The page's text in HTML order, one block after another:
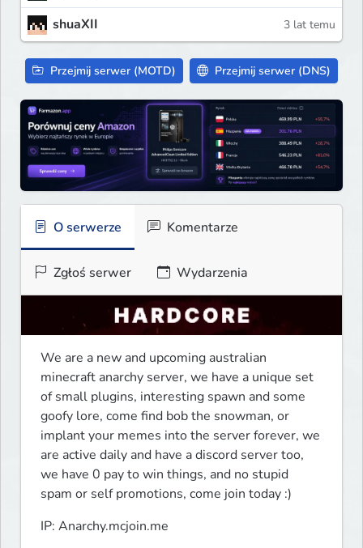
shuaXII 3 lat temu
Przejmij serwer (MOTD) Przejmij serwer (DNS)
O serwerze Komentarze
Zgłoś serwer Wydarzenia
We are a new and upcoming australian
minecraft anarchy server, we have a unique set
of small plugins, interesting spawn and some
goofy lore, come find bob the snowman, or
implant your memes into the server forever, we
are active daily and have a discord server too,
we have 0 pay to win things, and no stupid
spam or self promotions, come join today :)
IP: Anarchy.mcjoin.me